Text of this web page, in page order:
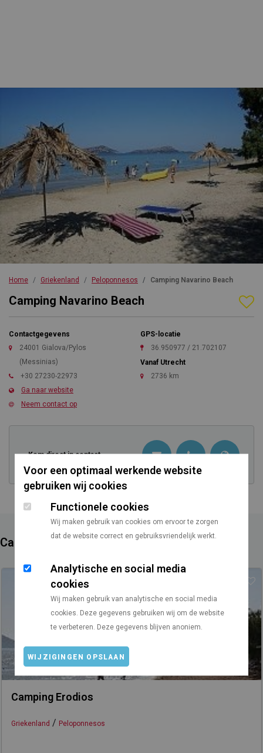
Voor een optimaal werkende website
gebruiken wij cookies
Functionele cookies
Wij maken gebruik van cookies om ervoor te zorgen
dat de website correct en gebruiksvriendelijk werkt.
Analytische en social media
cookies
Wij maken gebruik van analytische en social media
cookies. Deze gegevens gebruiken wij om de website
te verbeteren. Deze gegevens blijven anoniem.
WIJZIGINGEN OPSLAAN
Camping Navarino Beach
Contactgegevens
24001 Gialova/Pylos
(Messinias)
+30 27230-22973
Ga naar website
Neem contact op
GPS-locatie
36.950977 / 21.702107
Vanaf Utrecht
2736 km
Kom direct in contact
Home Griekenland Peloponnesos Camping Navarino Beach
Campings in de buurt
Camping Erodios
Griekenland / Peloponnesos